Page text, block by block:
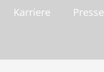
Karriere Presse